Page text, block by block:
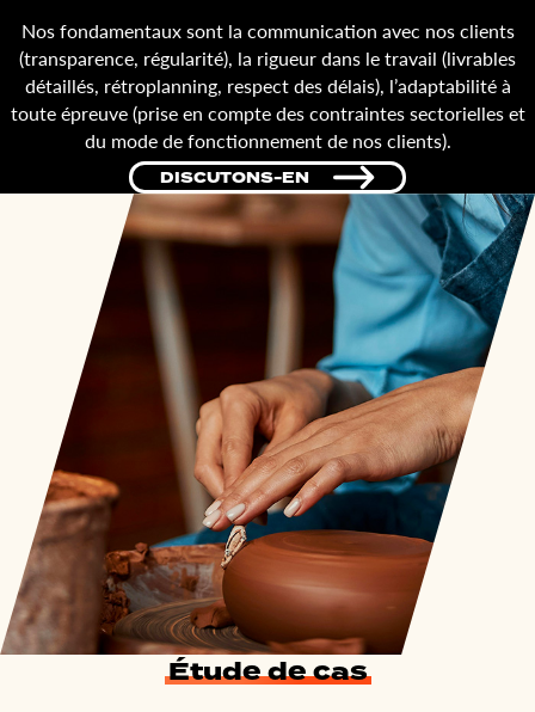
Nos fondamentaux sont la communication avec nos clients
(transparence, régularité), la rigueur dans le travail (livrables
détaillés, rétroplanning, respect des délais), l’adaptabilité à
toute épreuve (prise en compte des contraintes sectorielles et
du mode de fonctionnement de nos clients).
DISCUTONS-EN
Étude de cas